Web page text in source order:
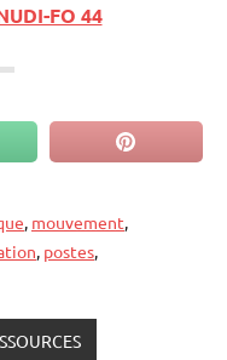
FO 44
, mouvement,
, postes,